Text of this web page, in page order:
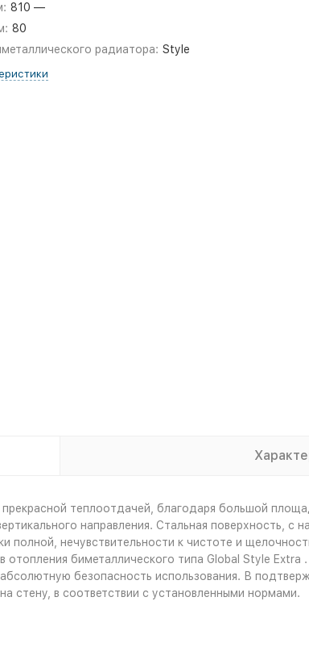
810 —
80
радиатора: Style
теплоотдачей, благодаря большой
направления. Стальная поверхность, с
полной, нечувствительности к чистоте и
биметаллического типа Global Style Extra
безопасность использования. В
стену, в соответствии с установленными нормами.